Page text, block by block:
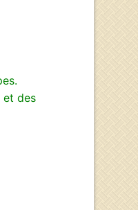
et des